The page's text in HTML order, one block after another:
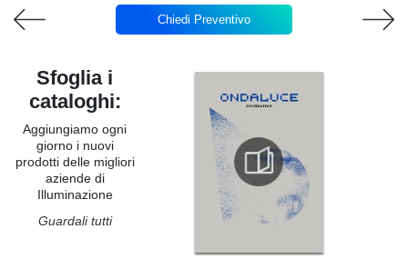
Chiedi Preventivo
Sfoglia i
cataloghi:
Aggiungiamo ogni
giorno i nuovi
prodotti delle migliori
aziende di
Illuminazione
Guardali tutti